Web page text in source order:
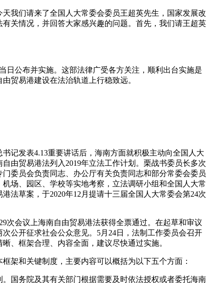
我们请来了全国人大常委会委员王超英先生，国家发展改
关情况，并回答大家感兴趣的问题。首先，我们请王超英
日公布并实施。这部法律广受各方关注，顺利出台实施是
贸易港建设在法治轨道上行稳致远。
记发表4.13重要讲话后，海南方面就积极主动向全国人大
由贸易港法列入2019年立法工作计划。栗战书委员长多次
委员会负责同志、办公厅有关负责同志和部分常委会委员
场、园区、学校等实地考察，立法调研小组和全国人大常
法草案，于2020年12月提请十三届全国人大常委会第24次
次会议上海南自由贸易港法获得全票通过。在起草和审议
公开征求社会公众意见。5月24日，法制工作委员会召开
、框架合理、内容全面，建议尽快通过实施。
架和关键制度，主要内容可以概括为以下五个方面：
国务院及其有关部门根据需要及时依法授权或者委托海南